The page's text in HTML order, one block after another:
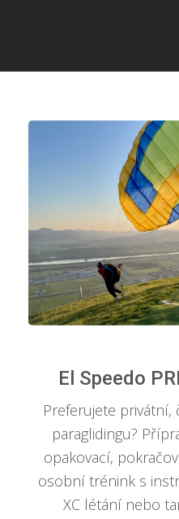
El Speedo
Preferujete privátní,
paraglidingu?
opakovací,
osobní trénink s
XC létání nebo